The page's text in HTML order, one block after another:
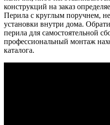
конструкций на заказ
Перила с круглым поручнем,
установки внутри дома.
перила для самостоятельной
профессиональный монтаж
каталога.